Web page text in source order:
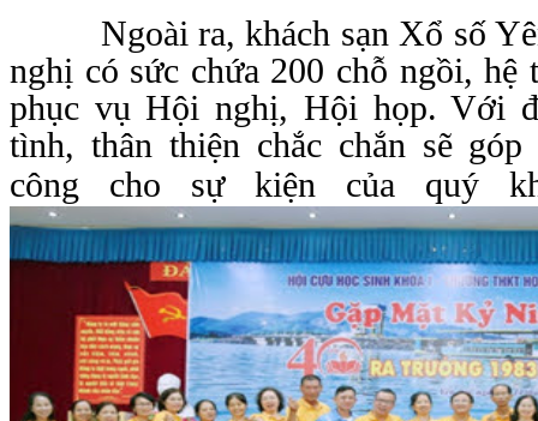
Ngoài ra, khách sạn Xổ số
nghị có sức chứa 200 chỗ ngồi, hệ
phục vụ Hội nghị, Hội họp. Với
tình, thân thiện chắc chắn sẽ
công cho sự kiện của quý